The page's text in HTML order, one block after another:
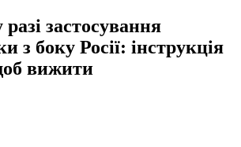
застосування
з боку Росії: інструкція
вижити